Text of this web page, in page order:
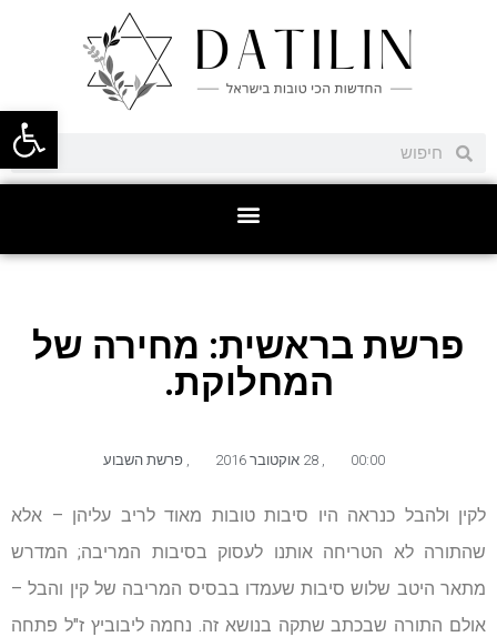
פתח
פרשת בראשית: מחירה של
המחלוקת.
00:00
,
, פרשת השבוע
לקין ולהבל כנראה היו סיבות טובות מאוד לריב עליהן – אלא
שהתורה לא הטריחה אותנו לעסוק בסיבות המריבה; המדרש
מתאר היטב שלוש סיבות שעמדו בבסיס המריבה של קין והבל –
אולם התורה שבכתב שתקה בנושא זה. נחמה ליבוביץ ז"ל פתחה